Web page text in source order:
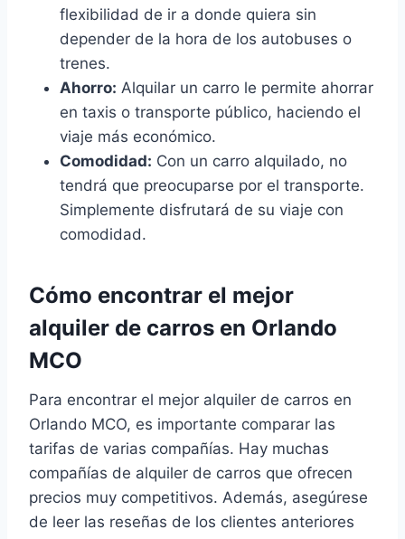
flexibilidad de ir a donde quiera sin
depender de la hora de los autobuses o
trenes.
Ahorro: Alquilar un carro le permite ahorrar
en taxis o transporte público, haciendo el
viaje más económico.
Comodidad: Con un carro alquilado, no
tendrá que preocuparse por el transporte.
Simplemente disfrutará de su viaje con
comodidad.
Cómo encontrar el mejor
alquiler de carros en Orlando
MCO
Para encontrar el mejor alquiler de carros en
Orlando MCO, es importante comparar las
tarifas de varias compañías. Hay muchas
compañías de alquiler de carros que ofrecen
precios muy competitivos. Además, asegúrese
de leer las reseñas de los clientes anteriores